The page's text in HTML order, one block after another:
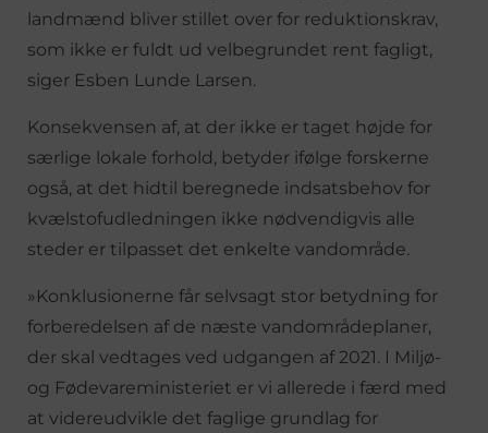
landmænd bliver stillet over for reduktionskrav,
som ikke er fuldt ud velbegrundet rent fagligt,
siger Esben Lunde Larsen.
Konsekvensen af, at der ikke er taget højde for
særlige lokale forhold, betyder ifølge forskerne
også, at det hidtil beregnede indsatsbehov for
kvælstofudledningen ikke nødvendigvis alle
steder er tilpasset det enkelte vandområde.
»Konklusionerne får selvsagt stor betydning for
forberedelsen af de næste vandområdeplaner,
der skal vedtages ved udgangen af 2021. I Miljø-
og Fødevareministeriet er vi allerede i færd med
at videreudvikle det faglige grundlag for